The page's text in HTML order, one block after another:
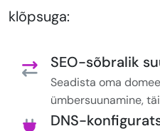
klõpsuga:
SEO-sõbralik
Seadista oma
ümbersuunamine,
DNS-